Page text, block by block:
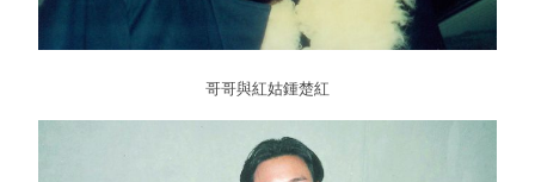
哥哥與紅姑鍾楚紅